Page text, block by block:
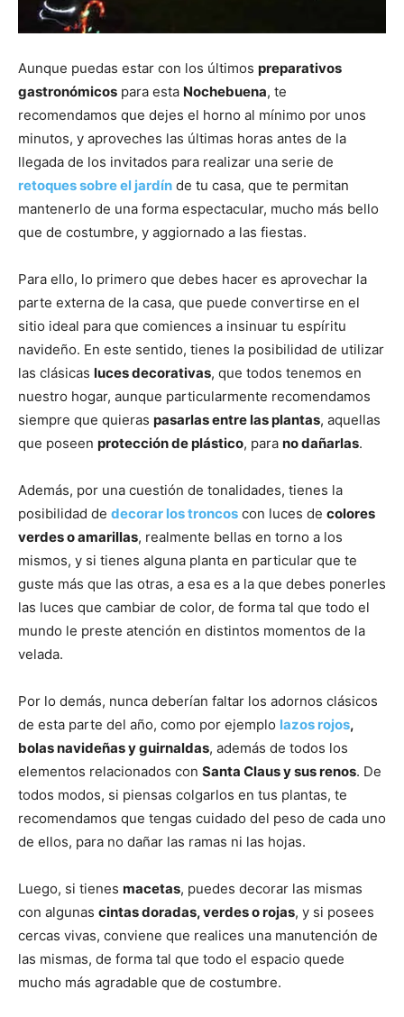
Aunque puedas estar con los últimos preparativos
gastronómicos para esta Nochebuena, te
recomendamos que dejes el horno al mínimo por unos
minutos, y aproveches las últimas horas antes de la
llegada de los invitados para realizar una serie de
retoques sobre el jardín de tu casa, que te permitan
mantenerlo de una forma espectacular, mucho más bello
que de costumbre, y aggiornado a las fiestas.
Para ello, lo primero que debes hacer es aprovechar la
parte externa de la casa, que puede convertirse en el
sitio ideal para que comiences a insinuar tu espíritu
navideño. En este sentido, tienes la posibilidad de utilizar
las clásicas luces decorativas, que todos tenemos en
nuestro hogar, aunque particularmente recomendamos
siempre que quieras pasarlas entre las plantas, aquellas
que poseen protección de plástico, para no dañarlas.
Además, por una cuestión de tonalidades, tienes la
posibilidad de decorar los troncos con luces de colores
verdes o amarillas, realmente bellas en torno a los
mismos, y si tienes alguna planta en particular que te
guste más que las otras, a esa es a la que debes ponerles
las luces que cambiar de color, de forma tal que todo el
mundo le preste atención en distintos momentos de la
velada.
Por lo demás, nunca deberían faltar los adornos clásicos
de esta parte del año, como por ejemplo lazos rojos,
bolas navideñas y guirnaldas, además de todos los
elementos relacionados con Santa Claus y sus renos. De
todos modos, si piensas colgarlos en tus plantas, te
recomendamos que tengas cuidado del peso de cada uno
de ellos, para no dañar las ramas ni las hojas.
Luego, si tienes macetas, puedes decorar las mismas
con algunas cintas doradas, verdes o rojas, y si posees
cercas vivas, conviene que realices una manutención de
las mismas, de forma tal que todo el espacio quede
mucho más agradable que de costumbre.